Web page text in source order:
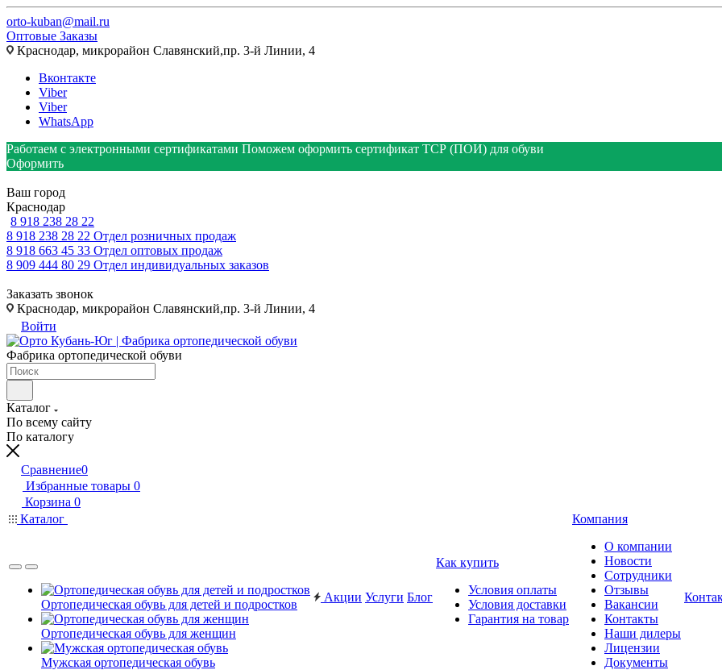
orto-kuban@mail.ru
Оптовые Заказы
Краснодар, микрорайон Славянский,пр. 3-й Линии, 4
Вконтакте
Viber
Viber
WhatsApp
Работаем с электронными сертификатами Поможем оформить сертификат ТСР (ПОИ) для обуви
Оформить
Ваш город
Краснодар
8 918 238 28 22
8 918 238 28 22 Отдел розничных продаж
8 918 663 45 33 Отдел оптовых продаж
8 909 444 80 29 Отдел индивидуальных заказов
Заказать звонок
Краснодар, микрорайон Славянский,пр. 3-й Линии, 4
Войти
Фабрика ортопедической обуви
Каталог
По всему сайту
По каталогу
Сравнение0
Избранные товары 0
Корзина 0
Каталог
Ортопедическая обувь для детей и подростков
Ортопедическая обувь для женщин
Мужская ортопедическая обувь
Акции Услуги Блог
Как купить
Условия оплаты
Условия доставки
Гарантия на товар
Компания
О компании
Новости
Сотрудники
Отзывы
Вакансии
Контакты
Наши дилеры
Лицензии
Документы